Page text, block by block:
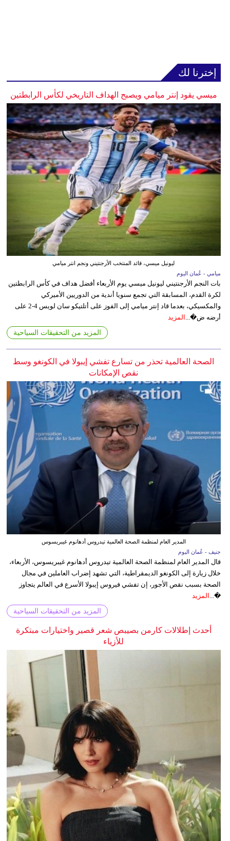
إخترنا لك
ميسي يقود إنتر ميامي ويصبح الهداف التاريخي لكأس الرابطتين
ليونيل ميسي، قائد المنتخب الأرجنتيني ونجم انتر ميامي
ميامي - عُمان اليوم
بات النجم الأرجنتيني ليونيل ميسي يوم الأربعاء أفضل هداف في كأس الرابطتين
لكرة القدم، المسابقة التي تجمع سنويا أندية من الدوريين الأميركي
والمكسيكي، بعدما قاد إنتر ميامي إلى الفوز على أتلتيكو سان لويس 4-2 على
أرضه ض�... المزيد
المزيد من التحقيقات السياحية
الصحة العالمية تحذر من تسارع تفشي إيبولا في الكونغو وسط
نقص الإمكانات
المدير العام لمنظمة الصحة العالمية تيدروس أدهانوم غيبريسوس
جنيف - عُمان اليوم
قال المدير العام لمنظمة الصحة العالمية تيدروس أدهانوم غيبريسوس، الأربعاء،
خلال زيارة إلى الكونغو الديمقراطية، التي تشهد إضراب العاملين في مجال
الصحة بسبب نقص الأجور، إن تفشي فيروس إيبولا الأسرع في العالم يتجاوز
�... المزيد
المزيد من التحقيقات السياحية
أحدث إطلالات كارمن بصيبص شعر قصير واختيارات مبتكرة
للأزياء